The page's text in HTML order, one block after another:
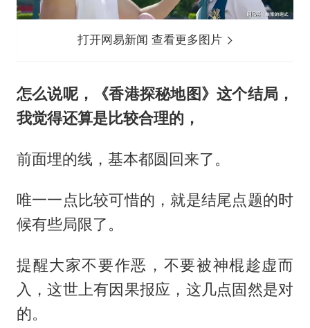
打开网易新闻 查看更多图片
怎么说呢，《香港探秘地图》这个结局，
我觉得还算是比较合理的，
前面埋的线，基本都圆回来了。
唯一一点比较可惜的，就是结尾点题的时
候有些局限了。
提醒大家不要作恶，不要被神棍趁虚而
入，这世上有因果报应，这几点固然是对
的。